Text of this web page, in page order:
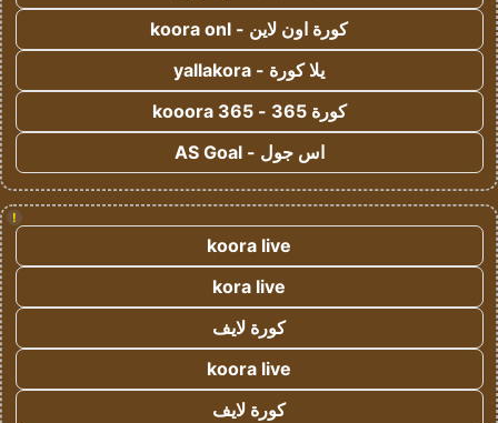
كورة اون لاين - koora onl
يلا كورة - yallakora
كورة 365 - kooora 365
اس جول - AS Goal
!
koora live
kora live
كورة لايف
koora live
كورة لايف